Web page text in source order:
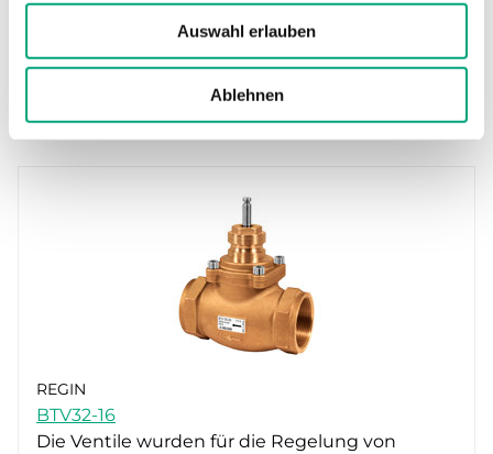
Auswahl erlauben
Ablehnen
Nennweite
Kvs
REGIN
BTV32-16
Die Ventile wurden für die Regelung von